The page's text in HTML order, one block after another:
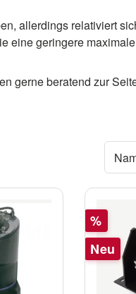
allerdings relativiert
eine geringere
gerne beratend zur
Rabatt
%
Neu